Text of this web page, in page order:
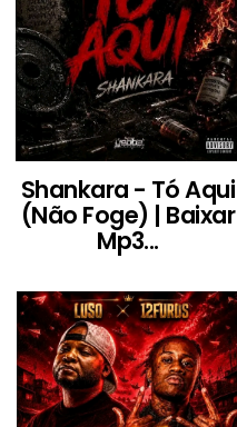
Shankara - Tó Aqui
(Não Foge) | Baixar
Mp3...